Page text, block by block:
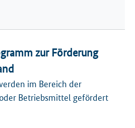
zur Förderung
im Bereich der
Betriebsmittel gefördert